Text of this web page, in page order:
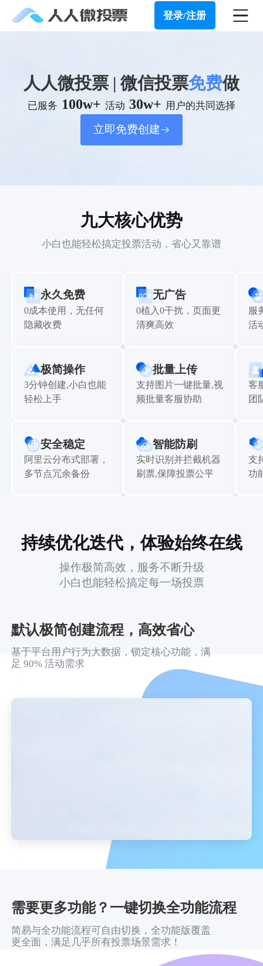
登录/注册
人人微投票 | 微信投票免费做
已服务 100w+ 活动 30w+ 用户的共同选择
立即免费创建
九大核心优势
小白也能轻松搞定投票活动，省心又靠谱
永久免费
0成本使用，无任何
隐藏收费
无广告
0植入0干扰，页面更
清爽高效
服
活
极简操作
3分钟创建,小白也能
轻松上手
批量上传
支持图片一键批量,视
频批量客服协助
客
团
安全稳定
阿里云分布式部署，
多节点冗余备份
智能防刷
实时识别并拦截机器
刷票,保障投票公平
支
功
持续优化迭代，体验始终在线
操作极简高效，服务不断升级
小白也能轻松搞定每一场投票
默认极简创建流程，高效省心
基于平台用户行为大数据，锁定核心功能，满
足 90% 活动需求
需要更多功能？一键切换全功能流程
简易与全功能流程可自由切换，全功能版覆盖
更全面，满足几乎所有投票场景需求！